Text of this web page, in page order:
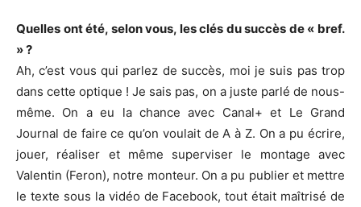
Quelles ont été, selon vous, les clés du succès de « bref.
» ?
Ah, c’est vous qui parlez de succès, moi je suis pas trop
dans cette optique ! Je sais pas, on a juste parlé de nous-
même. On a eu la chance avec Canal+ et Le Grand
Journal de faire ce qu’on voulait de A à Z. On a pu écrire,
jouer, réaliser et même superviser le montage avec
Valentin (Feron), notre monteur. On a pu publier et mettre
le texte sous la vidéo de Facebook, tout était maîtrisé de